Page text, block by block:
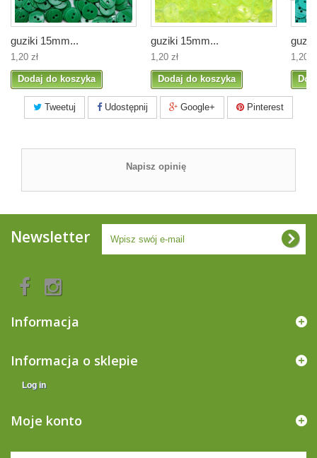
guziki 15mm...
1,20 zł
Dodaj do koszyka
guziki 15mm...
1,20 zł
Dodaj do koszyka
1,20
Tweetuj Udostępnij Google+ Pinterest
Napisz opinię
Newsletter
Informacja
Informacja o sklepie
Log in
Moje konto